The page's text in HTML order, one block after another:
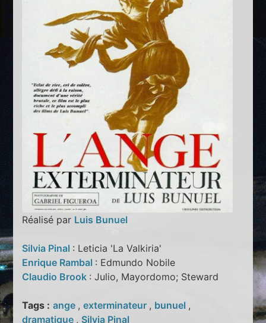
Réalisé par Luis Bunuel
Silvia Pinal : Leticia 'La Valkiria'
Enrique Rambal : Edmundo Nobile
Claudio Brook : Julio, Mayordomo; Steward
Tags : ange ,exterminateur , bunuel ,
dramatique , Silvia Pinal